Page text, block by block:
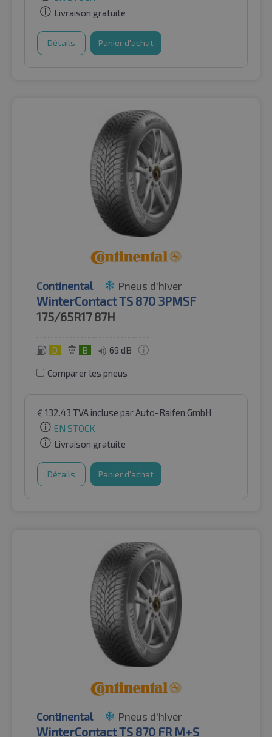
Livraison gratuite
Détails Panier d'achat
Continental Pneus d'hiver
WinterContact TS 870 3PMSF
175/65R17 87H
D B 69 dB
Comparer les pneus
€ 132.43 TVA incluse par Auto-Raifen GmbH
EN STOCK
Livraison gratuite
Détails Panier d'achat
Continental Pneus d'hiver
WinterContact TS 870 FR M+S